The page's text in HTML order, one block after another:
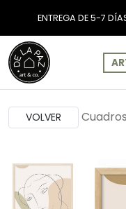
ENTREGA DE 5-7
VOLVER Cuadros